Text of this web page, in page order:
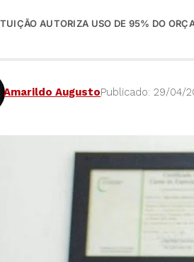
AUTORIZA USO DE 95% DO
Amarildo AugustoPublicado: 29/04/